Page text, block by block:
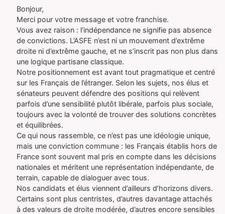
Bonjour,
Merci pour votre message et votre franchise.
Vous avez raison : l’indépendance ne signifie pas absence
de convictions. L’ASFE n’est ni un mouvement d’extrême
droite ni d’extrême gauche, et ne s’inscrit pas non plus dans
une logique partisane classique.
Notre positionnement est avant tout pragmatique et centré
sur les Français de l’étranger. Selon les sujets, nos élus et
sénateurs peuvent défendre des positions qui relèvent
parfois d’une sensibilité plutôt libérale, parfois plus sociale,
toujours avec la volonté de trouver des solutions concrètes
et équilibrées.
Ce qui nous rassemble, ce n’est pas une idéologie unique,
mais une conviction commune : les Français établis hors de
France sont souvent mal pris en compte dans les décisions
nationales et méritent une représentation indépendante, de
terrain, capable de dialoguer avec tous.
Nos candidats et élus viennent d’ailleurs d’horizons divers.
Certains sont plus centristes, d’autres davantage attachés
à des valeurs de droite modérée, d’autres encore sensibles